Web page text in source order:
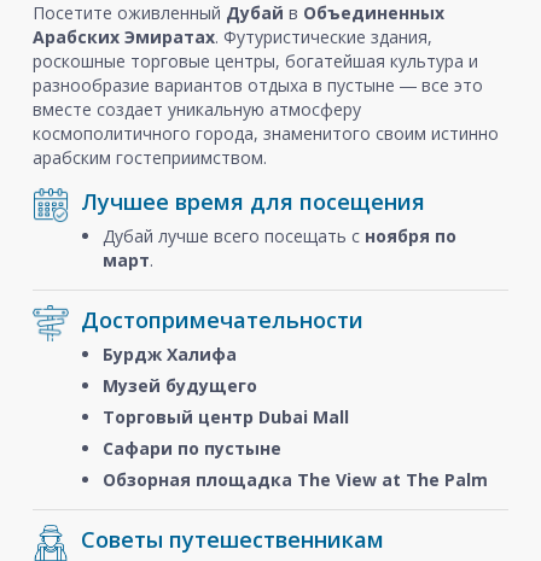
Посетите оживленный Дубай в Объединенных
Арабских Эмиратах. Футуристические здания,
роскошные торговые центры, богатейшая культура и
разнообразие вариантов отдыха в пустыне ― все это
вместе создает уникальную атмосферу
космополитичного города, знаменитого своим истинно
арабским гостеприимством.
Лучшее время для посещения
Дубай лучше всего посещать с ноября по
март.
Достопримечательности
Бурдж Халифа
Музей будущего
Торговый центр Dubai Mall
Сафари по пустыне
Обзорная площадка The View at The Palm
Советы путешественникам